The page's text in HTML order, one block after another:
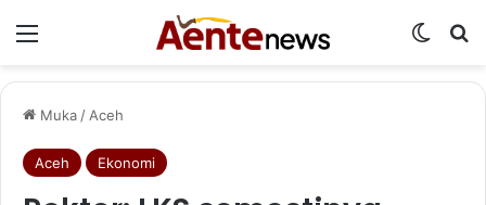
Menu
Muka / Aceh
Aceh Ekonomi